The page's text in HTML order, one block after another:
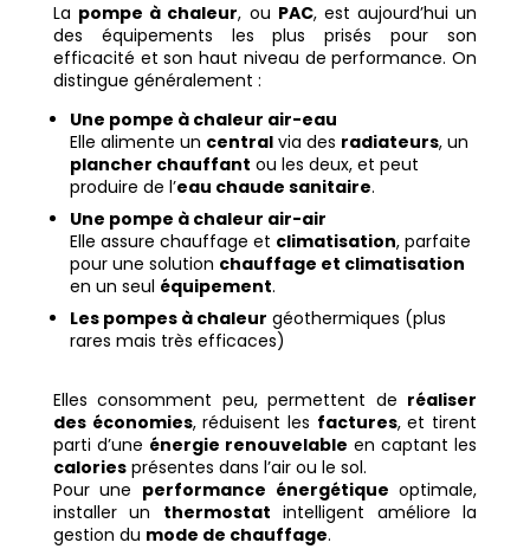
La pompe à chaleur, ou PAC, est aujourd’hui un
des équipements les plus prisés pour son
efficacité et son haut niveau de performance. On
distingue généralement :
Une pompe à chaleur air-eau
Elle alimente un centralvia des radiateurs, un
plancher chauffant ou les deux, et peut
produire de l’eau chaude sanitaire.
Une pompe à chaleur air-air
Elle assure chauffage et climatisation, parfaite
pour une solution chauffage et climatisation
en un seul équipement.
Les pompes à chaleur géothermiques (plus
rares mais très efficaces)
Elles consomment peu, permettent de réaliser
des économies, réduisent les factures, et tirent
parti d’une énergie renouvelable en captant les
caloriesprésentes dans l’air ou le sol.
Pour une performance énergétique optimale,
installer un thermostat intelligent améliore la
gestion du mode de chauffage.